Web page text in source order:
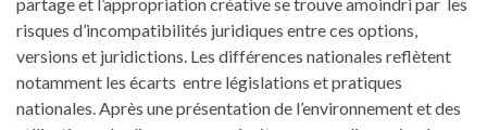
risques d’incompatibilités juridiques entre ces options,
versions et juridictions. Les différences nationales reflètent
notamment les écarts entre législations et pratiques
nationales. Après une présentation de l’environnement et des